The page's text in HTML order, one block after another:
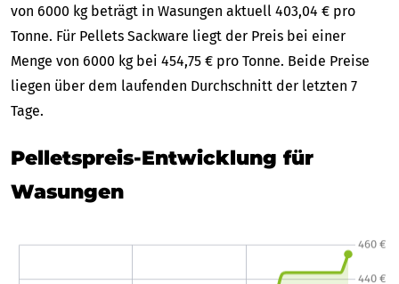
von 6000 kg beträgt in Wasungen aktuell 403,04 € pro
Tonne. Für Pellets Sackware liegt der Preis bei einer
Menge von 6000 kg bei 454,75 € pro Tonne. Beide Preise
liegen über dem laufenden Durchschnitt der letzten 7
Tage.
Pelletspreis-Entwicklung für
Wasungen